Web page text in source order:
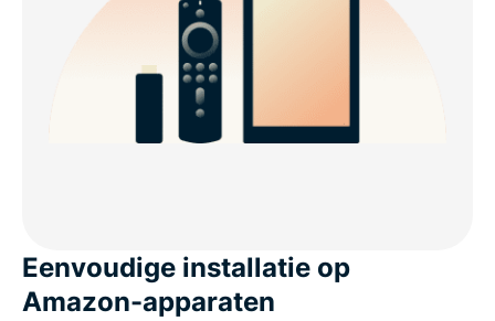
Eenvoudige installatie op
Amazon-apparaten